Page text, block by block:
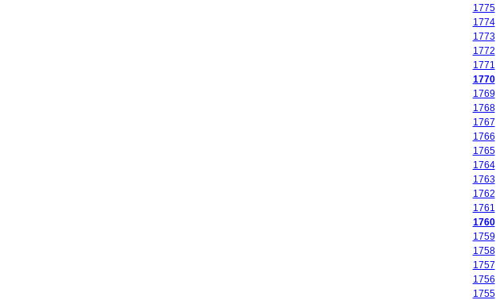
1775
1774
1773
1772
1771
1770
1769
1768
1767
1766
1765
1764
1763
1762
1761
1760
1759
1758
1757
1756
1755